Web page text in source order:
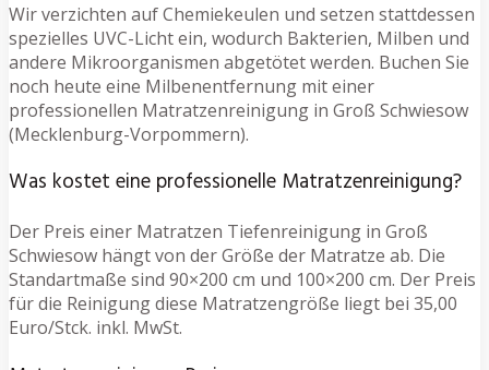
Wir verzichten auf Chemiekeulen und setzen stattdessen
spezielles UVC-Licht ein, wodurch Bakterien, Milben und
andere Mikroorganismen abgetötet werden. Buchen Sie
noch heute eine Milbenentfernung mit einer
professionellen Matratzenreinigung in Groß Schwiesow
(Mecklenburg-Vorpommern).
Was kostet eine professionelle Matratzenreinigung?
Der Preis einer Matratzen Tiefenreinigung in Groß
Schwiesow hängt von der Größe der Matratze ab. Die
Standartmaße sind 90×200 cm und 100×200 cm. Der Preis
für die Reinigung diese Matratzengröße liegt bei 35,00
Euro/Stck. inkl. MwSt.